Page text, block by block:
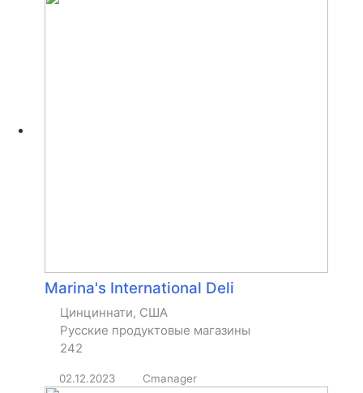
Marina's International Deli
Цинциннати, США
Русские продуктовые магазины
242
02.12.2023 Cmanager